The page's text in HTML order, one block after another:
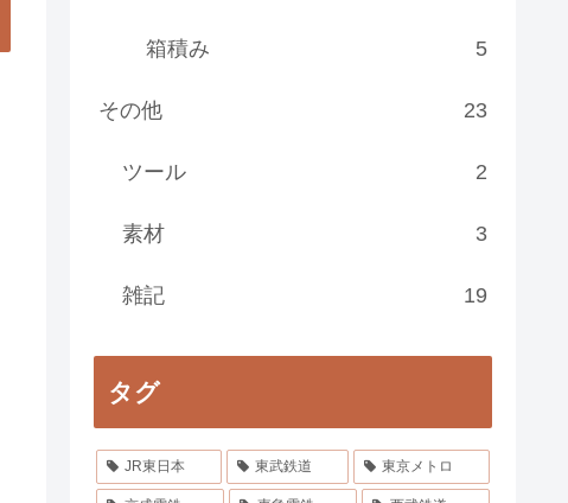
箱積み 5
その他 23
ツール 2
素材 3
雑記 19
タグ
JR東日本 東武鉄道 東京メトロ